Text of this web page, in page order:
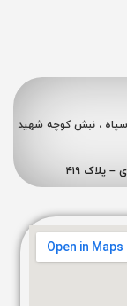
سپاه ، نبش کوچه شهید